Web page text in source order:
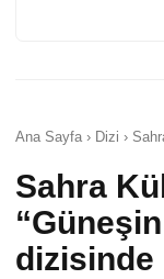
Ana Sayfa › Dizi ›
Sahra
dizisinde